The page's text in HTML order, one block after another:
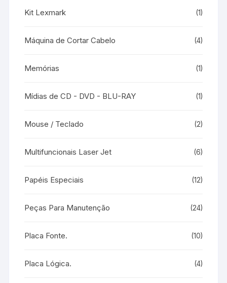
Kit Lexmark (1)
Máquina de Cortar Cabelo (4)
Memórias (1)
Mídias de CD - DVD - BLU-RAY (1)
Mouse / Teclado (2)
Multifuncionais Laser Jet (6)
Papéis Especiais (12)
Peças Para Manutenção (24)
Placa Fonte. (10)
Placa Lógica. (4)